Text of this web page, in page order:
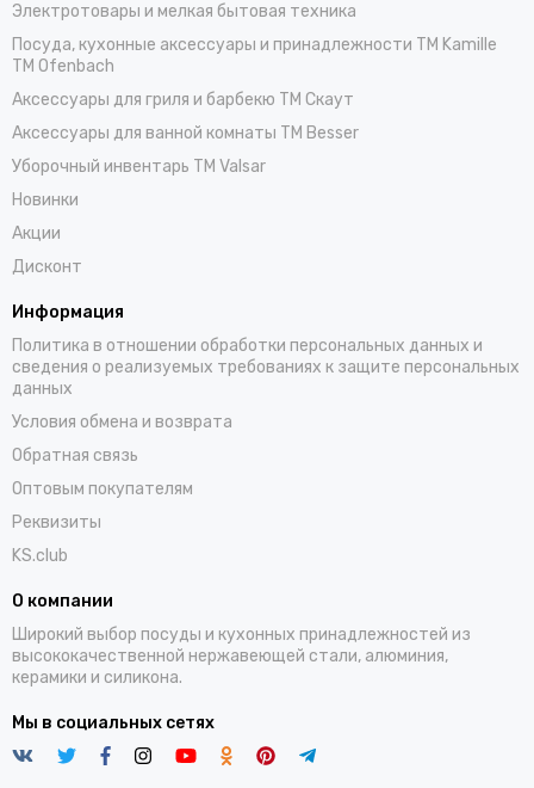
Электротовары и мелкая бытовая техника
Посуда, кухонные аксессуары и принадлежности TM Kamille
TM Ofenbach
Аксессуары для гриля и барбекю TM Скаут
Аксессуары для ванной комнаты TM Besser
Уборочный инвентарь TM Valsar
Новинки
Акции
Дисконт
Информация
Политика в отношении обработки персональных данных и
сведения о реализуемых требованиях к защите персональных
данных
Условия обмена и возврата
Обратная связь
Оптовым покупателям
Реквизиты
KS.club
О компании
Широкий выбор посуды и кухонных принадлежностей из
высококачественной нержавеющей стали, алюминия,
керамики и силикона.
Мы в социальных сетях